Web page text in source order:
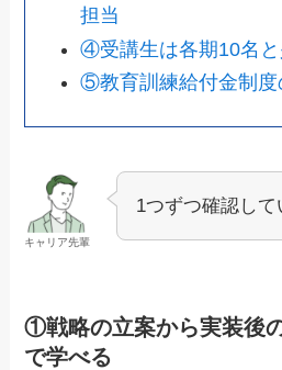
担当
④受講生は各期10名
⑤教育訓練給付金制度
キャリア先輩
1つずつ確認して
①戦略の立案から実装後
で学べる